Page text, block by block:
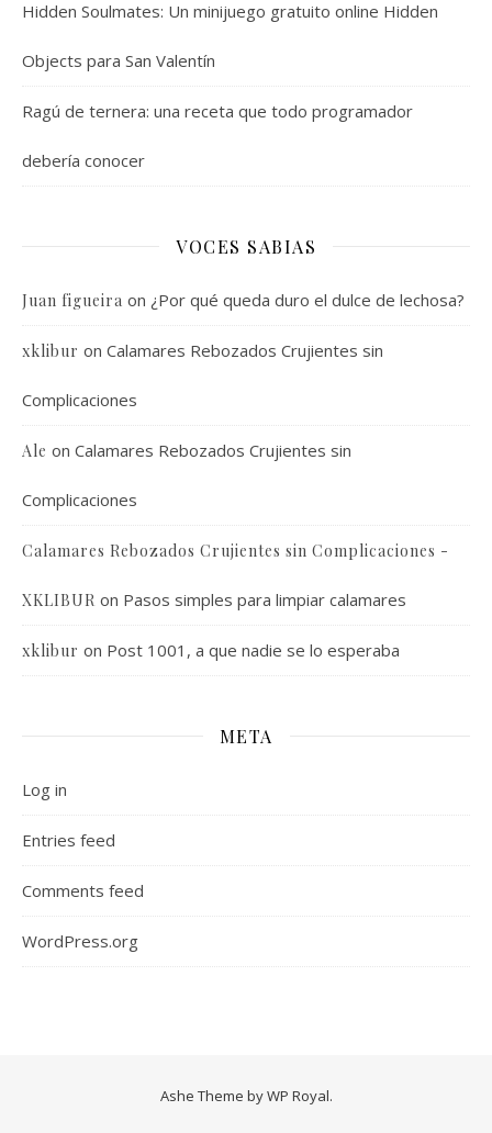
Hidden Soulmates: Un minijuego gratuito online Hidden
Objects para San Valentín
Ragú de ternera: una receta que todo programador
debería conocer
VOCES SABIAS
Juan figueira on ¿Por qué queda duro el dulce de lechosa?
xklibur on Calamares Rebozados Crujientes sin
Complicaciones
Ale on Calamares Rebozados Crujientes sin
Complicaciones
Calamares Rebozados Crujientes sin Complicaciones -
XKLIBUR on Pasos simples para limpiar calamares
xklibur on Post 1001, a que nadie se lo esperaba
META
Log in
Entries feed
Comments feed
WordPress.org
Ashe Theme byWP Royal.